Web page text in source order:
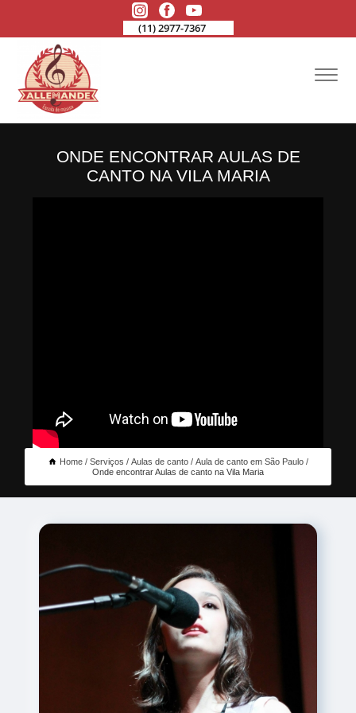
(11) 2977-7367
ONDE ENCONTRAR AULAS DE
CANTO NA VILA MARIA
Home Serviços Aulas de canto
Aula de canto em São Paulo
Onde encontrar Aulas de canto na Vila Maria